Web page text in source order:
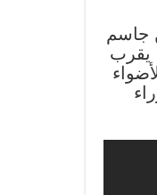
جاسم
يقرب